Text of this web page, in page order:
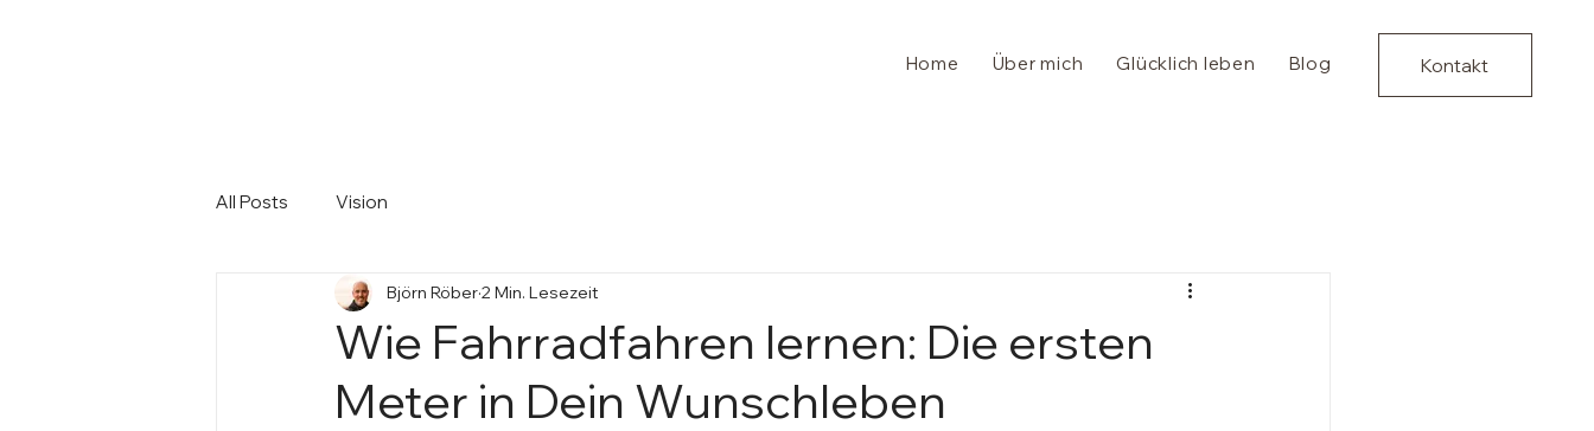
Kontakt
Home Über mich Glücklich leben Blog
All Posts Vision
Wie Fahrradfahren lernen: Die ersten
Meter in Dein Wunschleben
Björn Röber2 Min. Lesezeit